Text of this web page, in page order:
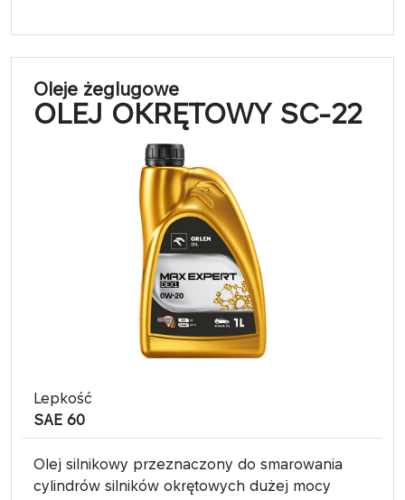
Oleje żeglugowe
OLEJ OKRĘTOWY SC-22
Lepkość
SAE 60
Olej silnikowy przeznaczony do smarowania
cylindrów silników okrętowych dużej mocy